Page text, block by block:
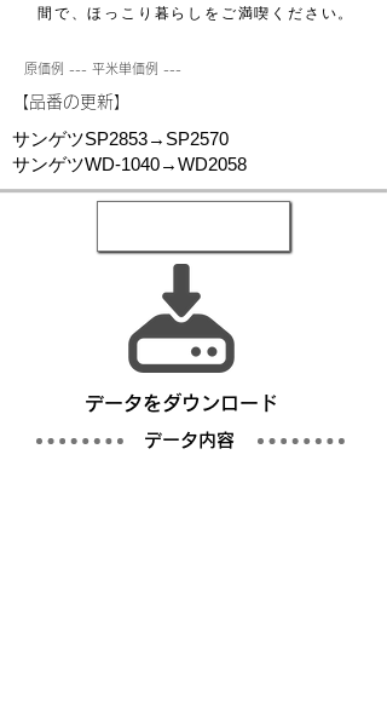
間で、ほっこり暮らしをご満喫ください。
原価例 --- 平米単価例 ---
​【品番の更新】
サンゲツSP2853→SP2570
サンゲツWD-1040→WD2058
​データをダウンロード
​データ内容